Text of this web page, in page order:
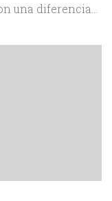
una diferencia...